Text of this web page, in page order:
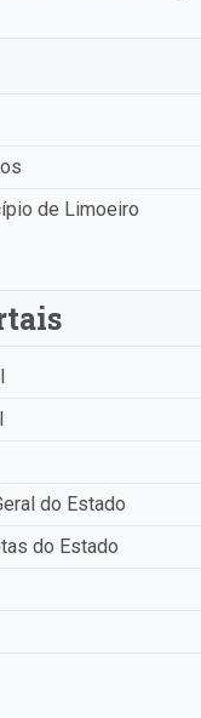
de Limoeiro
do Estado
do Estado